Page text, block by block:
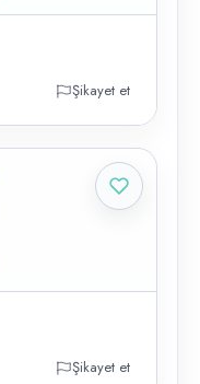
Şikayet et
Şikayet et